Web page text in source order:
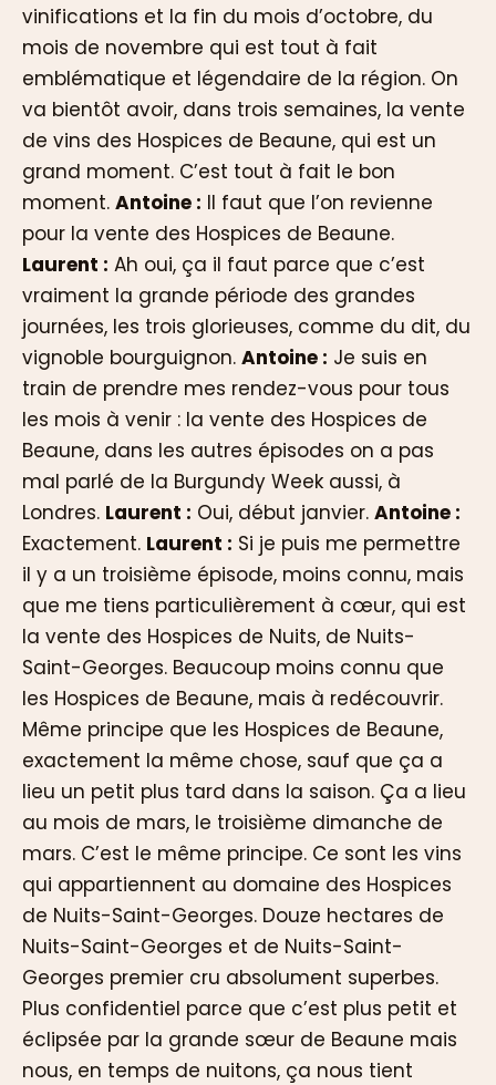
vinifications et la fin du mois d’octobre, du
mois de novembre qui est tout à fait
emblématique et légendaire de la région. On
va bientôt avoir, dans trois semaines, la vente
de vins des Hospices de Beaune, qui est un
grand moment. C’est tout à fait le bon
moment. Antoine : Il faut que l’on revienne
pour la vente des Hospices de Beaune.
Laurent : Ah oui, ça il faut parce que c’est
vraiment la grande période des grandes
journées, les trois glorieuses, comme du dit, du
vignoble bourguignon. Antoine : Je suis en
train de prendre mes rendez-vous pour tous
les mois à venir : la vente des Hospices de
Beaune, dans les autres épisodes on a pas
mal parlé de la Burgundy Week aussi, à
Londres. Laurent : Oui, début janvier. Antoine :
Exactement. Laurent : Si je puis me permettre
il y a un troisième épisode, moins connu, mais
que me tiens particulièrement à cœur, qui est
la vente des Hospices de Nuits, de Nuits-
Saint-Georges. Beaucoup moins connu que
les Hospices de Beaune, mais à redécouvrir.
Même principe que les Hospices de Beaune,
exactement la même chose, sauf que ça a
lieu un petit plus tard dans la saison. Ça a lieu
au mois de mars, le troisième dimanche de
mars. C’est le même principe. Ce sont les vins
qui appartiennent au domaine des Hospices
de Nuits-Saint-Georges. Douze hectares de
Nuits-Saint-Georges et de Nuits-Saint-
Georges premier cru absolument superbes.
Plus confidentiel parce que c’est plus petit et
éclipsée par la grande sœur de Beaune mais
nous, en temps de nuitons, ça nous tient